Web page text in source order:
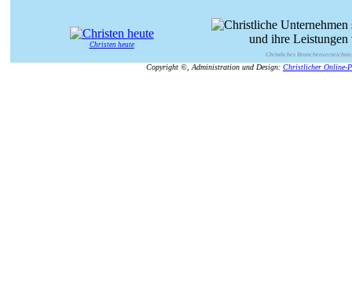
Christen heute
Christliches Branchenverzeichnis
Copyright ©, Administration und Design: Christlicher Online-